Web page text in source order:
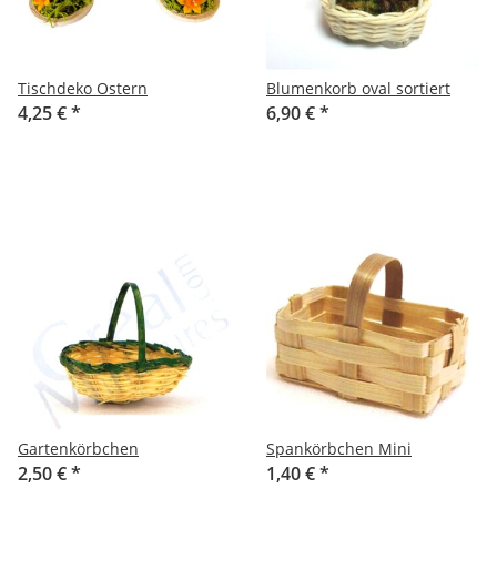
Tischdeko Ostern
4,25 €*
Blumenkorb oval sortiert
6,90 €*
Gartenkörbchen
2,50 €*
Spankörbchen Mini
1,40 €*